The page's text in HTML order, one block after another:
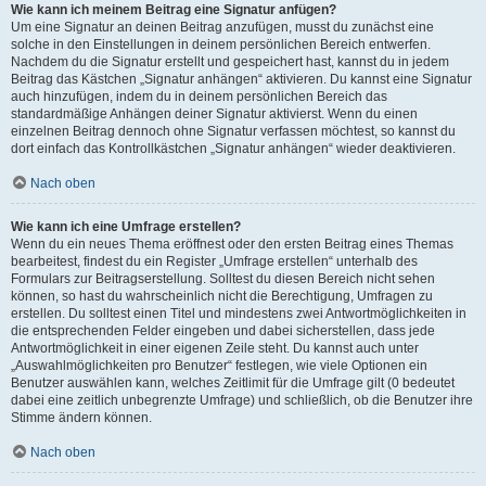
Wie kann ich meinem Beitrag eine Signatur anfügen?
Um eine Signatur an deinen Beitrag anzufügen, musst du zunächst eine
solche in den Einstellungen in deinem persönlichen Bereich entwerfen.
Nachdem du die Signatur erstellt und gespeichert hast, kannst du in jedem
Beitrag das Kästchen „Signatur anhängen“ aktivieren. Du kannst eine Signatur
auch hinzufügen, indem du in deinem persönlichen Bereich das
standardmäßige Anhängen deiner Signatur aktivierst. Wenn du einen
einzelnen Beitrag dennoch ohne Signatur verfassen möchtest, so kannst du
dort einfach das Kontrollkästchen „Signatur anhängen“ wieder deaktivieren.
Nach oben
Wie kann ich eine Umfrage erstellen?
Wenn du ein neues Thema eröffnest oder den ersten Beitrag eines Themas
bearbeitest, findest du ein Register „Umfrage erstellen“ unterhalb des
Formulars zur Beitragserstellung. Solltest du diesen Bereich nicht sehen
können, so hast du wahrscheinlich nicht die Berechtigung, Umfragen zu
erstellen. Du solltest einen Titel und mindestens zwei Antwortmöglichkeiten in
die entsprechenden Felder eingeben und dabei sicherstellen, dass jede
Antwortmöglichkeit in einer eigenen Zeile steht. Du kannst auch unter
„Auswahlmöglichkeiten pro Benutzer“ festlegen, wie viele Optionen ein
Benutzer auswählen kann, welches Zeitlimit für die Umfrage gilt (0 bedeutet
dabei eine zeitlich unbegrenzte Umfrage) und schließlich, ob die Benutzer ihre
Stimme ändern können.
Nach oben